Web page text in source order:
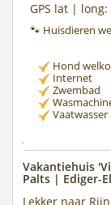
GPS lat | long:
🐾 Huisdieren
Hond
Internet
Zwembad
Vaatwasser
Vakantiehuis
Palts | Ediger-
Lekker naar